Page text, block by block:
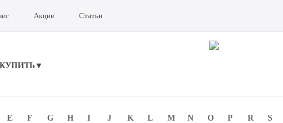
Акции Статьи
E F G H I J K L M N O P R S